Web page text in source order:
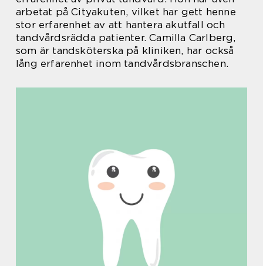
arbetat på Cityakuten, vilket har gett henne
stor erfarenhet av att hantera akutfall och
tandvårdsrädda patienter. Camilla Carlberg,
som är tandsköterska på kliniken, har också
lång erfarenhet inom tandvårdsbranschen.